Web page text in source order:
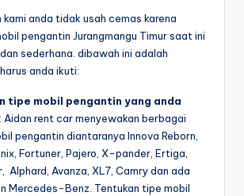
anda tidak usah cemas karena
pengantin Jurangmangu Timur saat ini
sederhana. dibawah ini adalah
anda ikuti:
tipe mobil pengantin yang anda
: Aidan rent car menyewakan berbagai
pengantin diantaranya Innova Reborn,
Fortuner, Pajero, X-pander, Ertiga,
Alphard, Avanza, XL7, Camry dan ada
Mercedes-Benz. Tentukan tipe mobil